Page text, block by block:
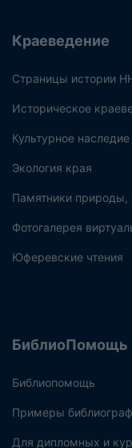
Краеведение
Страницы истории
Историческое
Культурное наследие
Экология края
Памятники природы,
Фотогалерея
Юферевские чтения
БиблиоПомощь
Библиопомощь
Примеры
Для дипломных и